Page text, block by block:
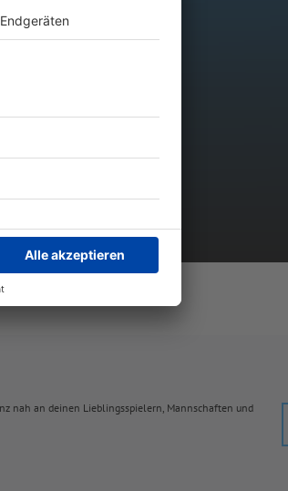
nah an deinen Lieblingsspielern, Mannschaften und